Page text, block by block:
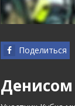
Поделиться